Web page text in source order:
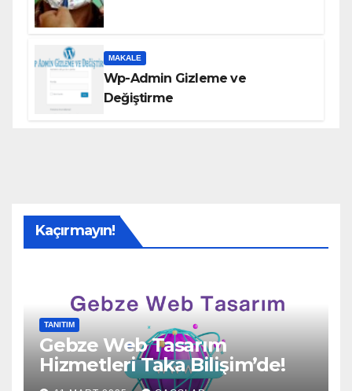
MAKALE
Wp-Admin Gizleme ve
Değiştirme
Kaçırmayın!
TANITIM
Gebze Web Tasarım
Hizmetleri Taka Bilişim’de!